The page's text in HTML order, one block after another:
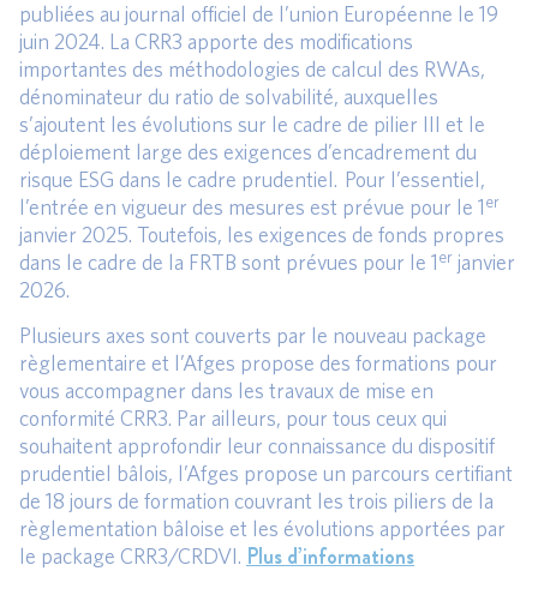
publiées au journal officiel de l’union Européenne le 19
juin 2024. La CRR3 apporte des modifications
importantes des méthodologies de calcul des RWAs,
dénominateur du ratio de solvabilité, auxquelles
s’ajoutent les évolutions sur le cadre de pilier III et le
déploiement large des exigences d’encadrement du
risque ESG dans le cadre prudentiel. Pour l’essentiel,
l’entrée en vigueur des mesures est prévue pour le 1er
janvier 2025. Toutefois, les exigences de fonds propres
dans le cadre de la FRTB sont prévues pour le 1er janvier
2026.
Plusieurs axes sont couverts par le nouveau package
règlementaire et l’Afges propose des formations pour
vous accompagner dans les travaux de mise en
conformité CRR3. Par ailleurs, pour tous ceux qui
souhaitent approfondir leur connaissance du dispositif
prudentiel bâlois, l’Afges propose un parcours certifiant
de 18 jours de formation couvrant les trois piliers de la
règlementation bâloise et les évolutions apportées par
le package CRR3/CRDVI. Plus d’informations